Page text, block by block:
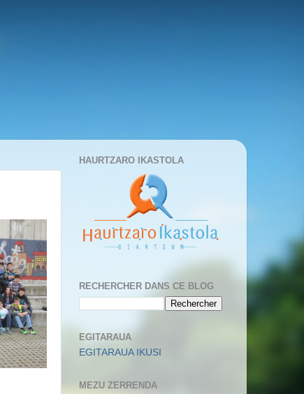
HAURTZARO IKASTOLA
RECHERCHER DANS CE BLOG
EGITARAUA
EGITARAUA IKUSI
MEZU ZERRENDA